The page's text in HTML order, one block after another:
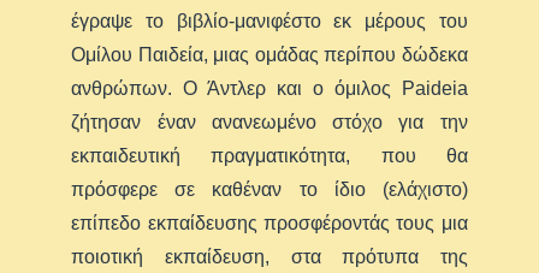
έγραψε το βιβλίο-μανιφέστο εκ μέρους του
Ομίλου Παιδεία, μιας ομάδας περίπου δώδεκα
ανθρώπων. Ο Άντλερ και ο όμιλος Paideia
ζήτησαν έναν ανανεωμένο στόχο για την
εκπαιδευτική πραγματικότητα, που θα
πρόσφερε σε καθέναν το ίδιο (ελάχιστο)
επίπεδο εκπαίδευσης προσφέροντάς τους μια
ποιοτική εκπαίδευση, στα πρότυπα της